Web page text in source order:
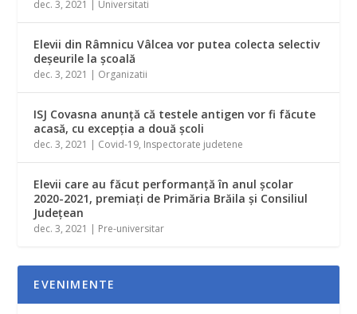
dec. 3, 2021 | Universitati
Elevii din Râmnicu Vâlcea vor putea colecta selectiv
deşeurile la şcoală
dec. 3, 2021 | Organizatii
ISJ Covasna anunță că testele antigen vor fi făcute
acasă, cu excepţia a două şcoli
dec. 3, 2021 | Covid-19, Inspectorate judetene
Elevii care au făcut performanţă în anul şcolar
2020-2021, premiaţi de Primăria Brăila şi Consiliul
Judeţean
dec. 3, 2021 | Pre-universitar
EVENIMENTE